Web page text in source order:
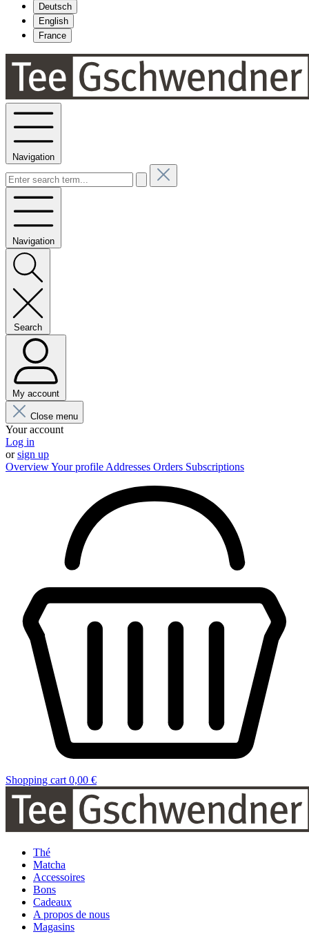
Deutsch
English
France
Navigation
Navigation
Search
My account
Close menu
Your account
Log in
orsign up
OverviewYour profile Addresses Orders Subscriptions
Shopping cart 0,00 €
Thé
Matcha
Accessoires
Bons
Cadeaux
A propos de nous
Magasins